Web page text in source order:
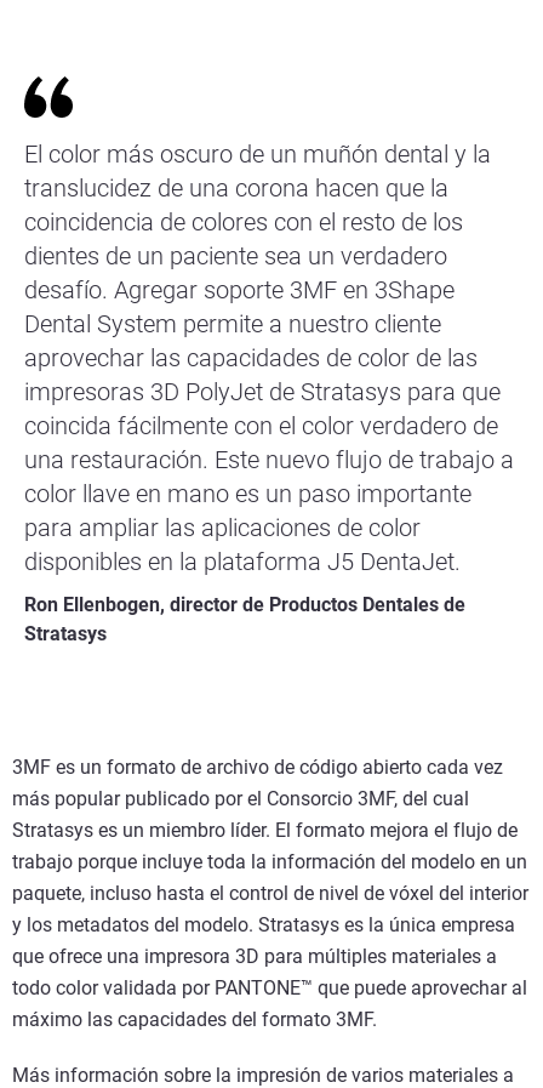
El color más oscuro de un muñón dental y la
translucidez de una corona hacen que la
coincidencia de colores con el resto de los
dientes de un paciente sea un verdadero
desafío. Agregar soporte 3MF en 3Shape
Dental System permite a nuestro cliente
aprovechar las capacidades de color de las
impresoras 3D PolyJet de Stratasys para que
coincida fácilmente con el color verdadero de
una restauración. Este nuevo flujo de trabajo a
color llave en mano es un paso importante
para ampliar las aplicaciones de color
disponibles en la plataforma J5 DentaJet.
Ron Ellenbogen, director de Productos Dentales de
Stratasys
3MF es un formato de archivo de código abierto cada vez
más popular publicado por el Consorcio 3MF, del cual
Stratasys es un miembro líder. El formato mejora el flujo de
trabajo porque incluye toda la información del modelo en un
paquete, incluso hasta el control de nivel de vóxel del interior
y los metadatos del modelo. Stratasys es la única empresa
que ofrece una impresora 3D para múltiples materiales a
todo color validada por PANTONE™ que puede aprovechar al
máximo las capacidades del formato 3MF.
Más información sobre la impresión de varios materiales a